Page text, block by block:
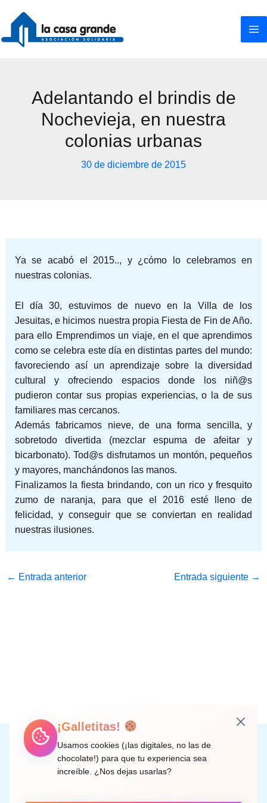
contenido
Adelantando el brindis de
Nochevieja, en nuestra
colonias urbanas
30 de diciembre de 2015
Ya se acabó el 2015.., y ¿cómo lo celebramos en
nuestras colonias.
El día 30, estuvimos de nuevo en la Villa de los
Jesuitas, e hicimos nuestra propia Fiesta de Fin de Año.
para ello Emprendimos un viaje, en el que aprendimos
como se celebra este día en distintas partes del mundo:
favoreciendo así un aprendizaje sobre la diversidad
cultural y ofreciendo espacios donde los niñ@s
pudieron contar sus propias experiencias, o la de sus
familiares mas cercanos.
Además fabricamos nieve, de una forma sencilla, y
sobretodo divertida (mezclar espuma de afeitar y
bicarbonato). Tod@s disfrutamos un montón, pequeños
y mayores, manchándonos las manos.
Finalizamos la fiesta brindando, con un rico y fresquito
zumo de naranja, para que el 2016 esté lleno de
felicidad, y conseguir que se conviertan en realidad
nuestras ilusiones.
← Entrada anterior Entrada siguiente →
Instagram
Facebook
X LinkedIn
Correo electrónico
¡Galletitas!
Usamos cookies (¡las digitales, no las de
chocolate!) para que tu experiencia sea
increíble. ¿Nos dejas usarlas?